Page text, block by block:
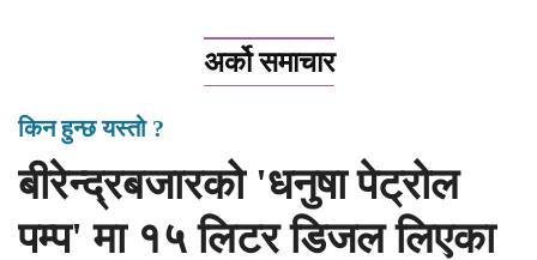
अर्को समाचार
किन हुन्छ यस्तो ?
बीरेन्द्रबजारको 'धनुषा पेट्रोल
पम्प' मा १५ लिटर डिजल लिएका